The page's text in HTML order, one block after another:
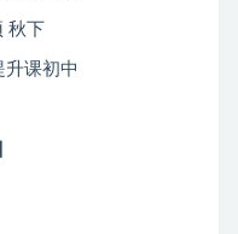
秋下
升课初中